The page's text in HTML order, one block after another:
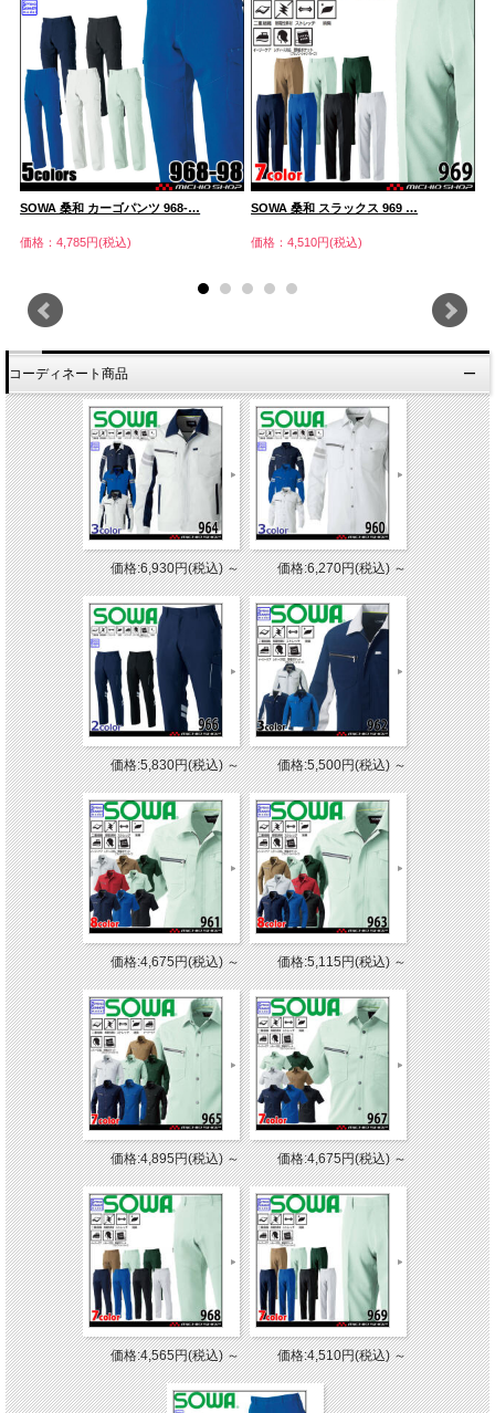
SOWA 桑和 カーゴパンツ 968-…
価格：4,785円(税込)
SOWA 桑和 スラックス 969 …
価格：4,510円(税込)
コーディネート商品
価格:6,930円(税込)～ 価格:6,270円(税込)～
価格:5,830円(税込)～ 価格:5,500円(税込)～
価格:4,675円(税込)～ 価格:5,115円(税込)～
価格:4,895円(税込)～ 価格:4,675円(税込)～
価格:4,565円(税込)～ 価格:4,510円(税込)～